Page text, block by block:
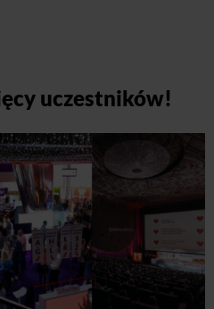
uczestników!